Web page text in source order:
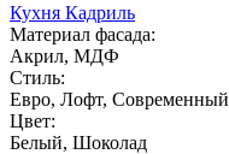
Кухня Кадриль
Материал фасада:
Акрил, МДФ
Стиль:
Евро, Лофт, Современный
Цвет:
Белый, Шоколад